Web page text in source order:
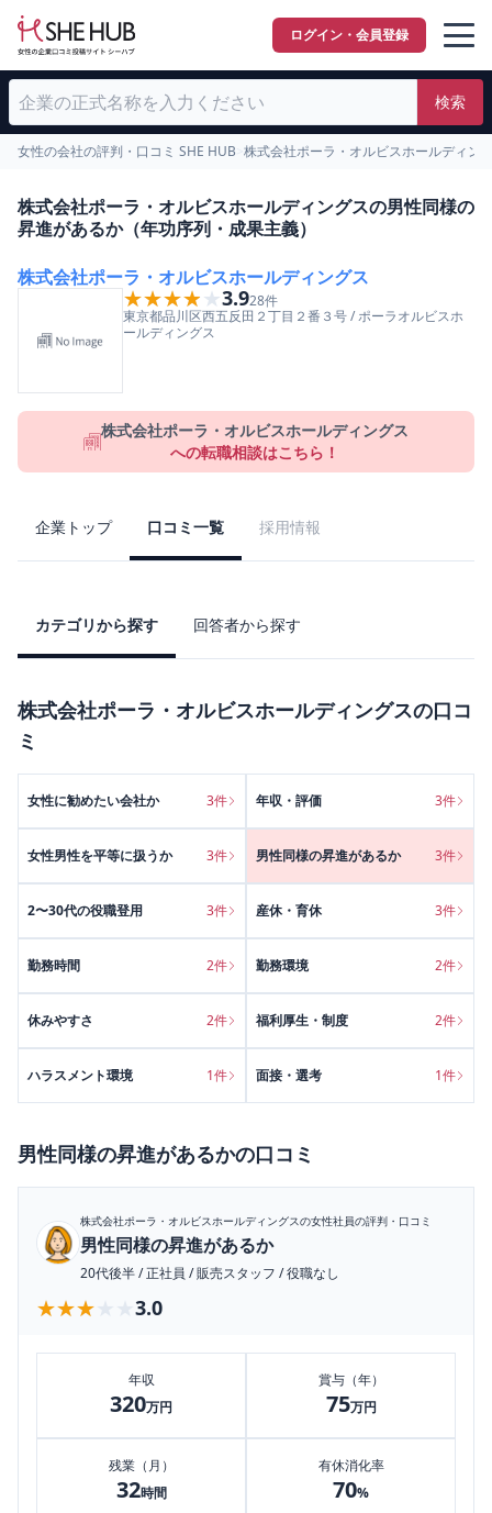
ログイン・会員登録
検索
女性の会社の評判・口コミ SHE HUB 株式会社ポーラ・オルビスホールディン
株式会社ポーラ・オルビスホールディングスの男性同様の
昇進があるか（年功序列・成果主義）
株式会社ポーラ・オルビスホールディングス
★★★★★
★★★★★3.928件
東京都品川区西五反田２丁目２番３号/ポーラオルビスホ
ールディングス
株式会社ポーラ・オルビスホールディングス
への転職相談はこちら！
企業トップ 口コミ一覧 採用情報
カテゴリから探す 回答者から探す
株式会社ポーラ・オルビスホールディングスの口コ
ミ
女性に勧めたい会社か 3件 年収・評価 3件
女性男性を平等に扱うか 3件 男性同様の昇進があるか 3件
2〜30代の役職登用 3件 産休・育休 3件
勤務時間 2件 勤務環境 2件
休みやすさ 2件 福利厚生・制度 2件
ハラスメント環境 1件 面接・選考 1件
男性同様の昇進があるかの口コミ
株式会社ポーラ・オルビスホールディングスの女性社員の評判・口コミ
男性同様の昇進があるか
20代後半/正社員 /販売スタッフ /役職なし
★★★★★
★★★★★ 3.0
年収
320万円
賞与（年）
75万円
残業（月）
32時間
有休消化率
70%